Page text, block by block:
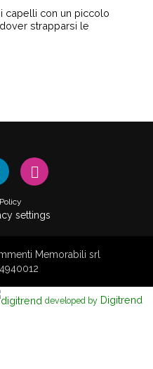
capelli con un piccolo
strapparsi le
settings
Memorabili srl
developed by Digitrend